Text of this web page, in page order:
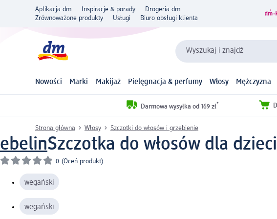
Aplikacja dm Inspiracje & porady
Drogeria dm
Zrównoważone produkty
Usługi Biuro obsługi klienta
Wyszukaj i znajdź
Nowości Marki Makijaż Pielęgnacja & perfumy Włosy Mężczyzna
Darmowa wysyłka od 169 zł*
Strona główna Włosy Szczotki do włosów i grzebienie
ebelinSzczotka do włosów dla
0 (Oceń produkt)
wegański
wegański